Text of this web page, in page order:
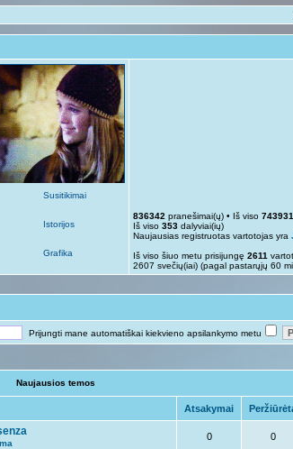
Susitikimai
Istorijos
Grafika
836342 pranešimai(ų) • Iš viso 743931
Iš viso 353 dalyviai(ių)
Naujausias registruotas vartotojas yra
Iš viso šiuo metu prisijungę 2611
2607 svečių(iai) (pagal pastarųjų 60
Prijungti mane automatiškai kiekvieno apsilankymo metu
Naujausios temos
Atsakymai
0 0